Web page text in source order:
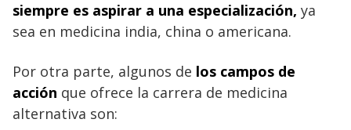
siempre es aspirar a una especialización, ya
sea en medicina india, china o americana.
Por otra parte, algunos de los campos de
acción que ofrece la carrera de medicina
alternativa son: